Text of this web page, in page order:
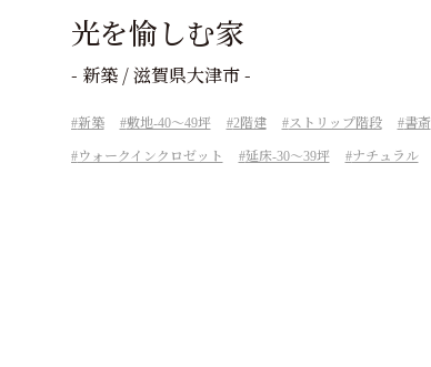
光を愉しむ家
- 新築 / 滋賀県大津市 -
新築 敷地-40～49坪 2階建 ストリップ階段 書斎
ウォークインクロゼット 延床-30～39坪 ナチュラル